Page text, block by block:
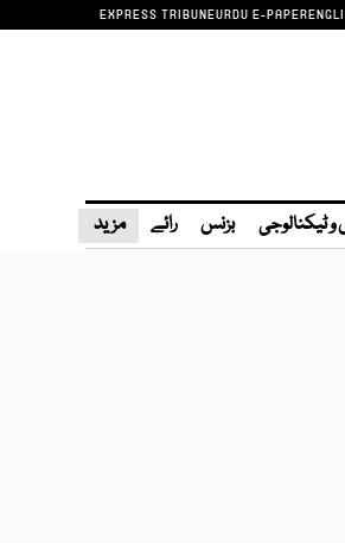
EXPRESS TRIBUNEURDU E-PAPER
ٹیکنالوجی بزنس رائے مزید